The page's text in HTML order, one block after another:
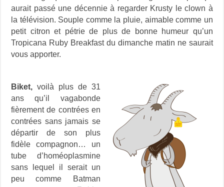
aurait passé une décennie à regarder Krusty le clown à
la télévision. Souple comme la pluie, aimable comme un
petit citron et pétrie de plus de bonne humeur qu’un
Tropicana Ruby Breakfast du dimanche matin ne saurait
vous apporter.
Biket, voilà plus de 31
ans qu’il vagabonde
fièrement de contrées en
contrées sans jamais se
départir de son plus
fidèle compagnon… un
tube d’homéoplasmine
sans lequel il serait un
peu comme Batman